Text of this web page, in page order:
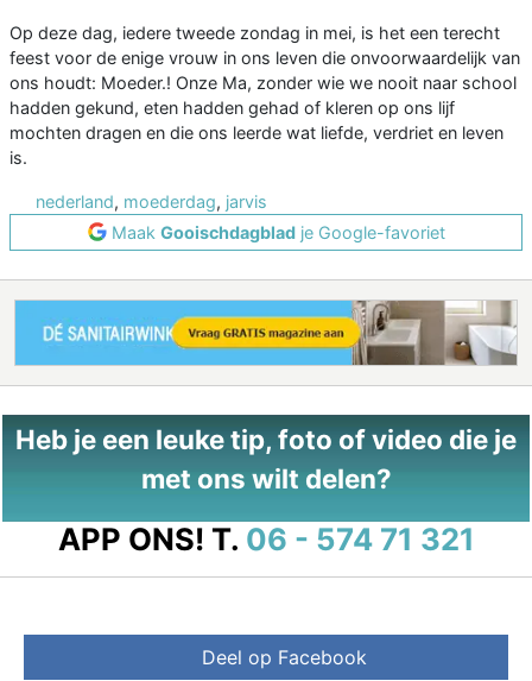
Op deze dag, iedere tweede zondag in mei, is het een terecht
feest voor de enige vrouw in ons leven die onvoorwaardelijk van
ons houdt: Moeder.! Onze Ma, zonder wie we nooit naar school
hadden gekund, eten hadden gehad of kleren op ons lijf
mochten dragen en die ons leerde wat liefde, verdriet en leven
is.
nederland, moederdag, jarvis
Maak Gooischdagbladje Google-favoriet
Heb je een leuke tip, foto of video die je
met ons wilt delen?
APP ONS! T. 06 - 574 71 321
Deel op Facebook